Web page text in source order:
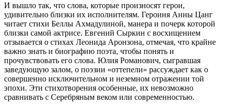
И вышло так, что слова, которые произносят герои,
удивительно близки их исполнителям. Героиня Анны Цанг
читает стихи Беллы Ахмадулиной, манера и почерк которой
близки самой актрисе. Евгений Сыркин с восхищением
отзывается о стихах Леонида Аронзона, отмечая, что крайне
важно знать и биографию поэта, чтобы понять и
прочувствовать его слова. Юлия Романович, сыгравшая
заведующую залом, о поэзии «оттепели» рассуждает как о
совершенно исключительном и неземном отражении той
эпохи. Эти стихотворения особенные, их невозможно
сравнивать с Серебряным веком или современностью.